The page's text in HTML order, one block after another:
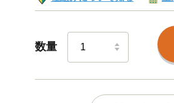
数量